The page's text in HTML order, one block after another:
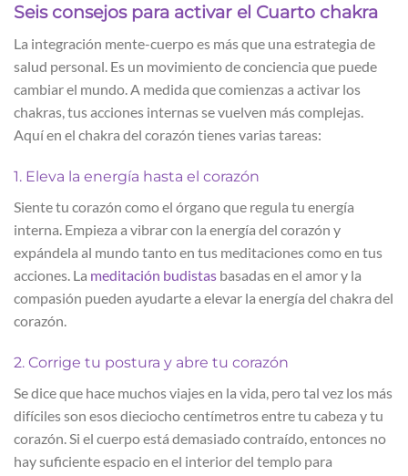
Seis consejos para activar el Cuarto chakra
La integración mente-cuerpo es más que una estrategia de
salud personal. Es un movimiento de conciencia que puede
cambiar el mundo. A medida que comienzas a activar los
chakras, tus acciones internas se vuelven más complejas.
Aquí en el chakra del corazón tienes varias tareas:
1. Eleva la energía hasta el corazón
Siente tu corazón como el órgano que regula tu energía
interna. Empieza a vibrar con la energía del corazón y
expándela al mundo tanto en tus meditaciones como en tus
acciones. La meditación budistas basadas en el amor y la
compasión pueden ayudarte a elevar la energía del chakra del
corazón.
2. Corrige tu postura y abre tu corazón
Se dice que hace muchos viajes en la vida, pero tal vez los más
difíciles son esos dieciocho centímetros entre tu cabeza y tu
corazón. Si el cuerpo está demasiado contraído, entonces no
hay suficiente espacio en el interior del templo para